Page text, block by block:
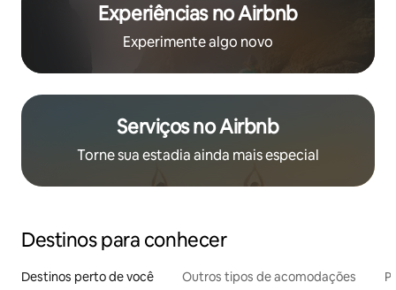
Experiências no Airbnb
Experimente algo novo
Serviços no Airbnb
Torne sua estadia ainda mais especial
Destinos para conhecer
Destinos perto de você Outros tipos de acomodações